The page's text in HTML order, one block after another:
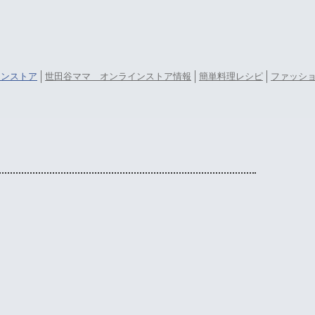
ストア 世田谷ママ オンラインストア情報 簡単料理レシピ ファッシ